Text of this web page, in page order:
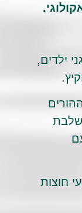
ילדים,
חוצות